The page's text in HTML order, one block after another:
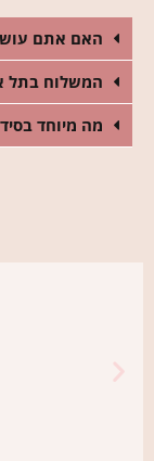
האם אתם
המשלוח בתל
מה מיוחד